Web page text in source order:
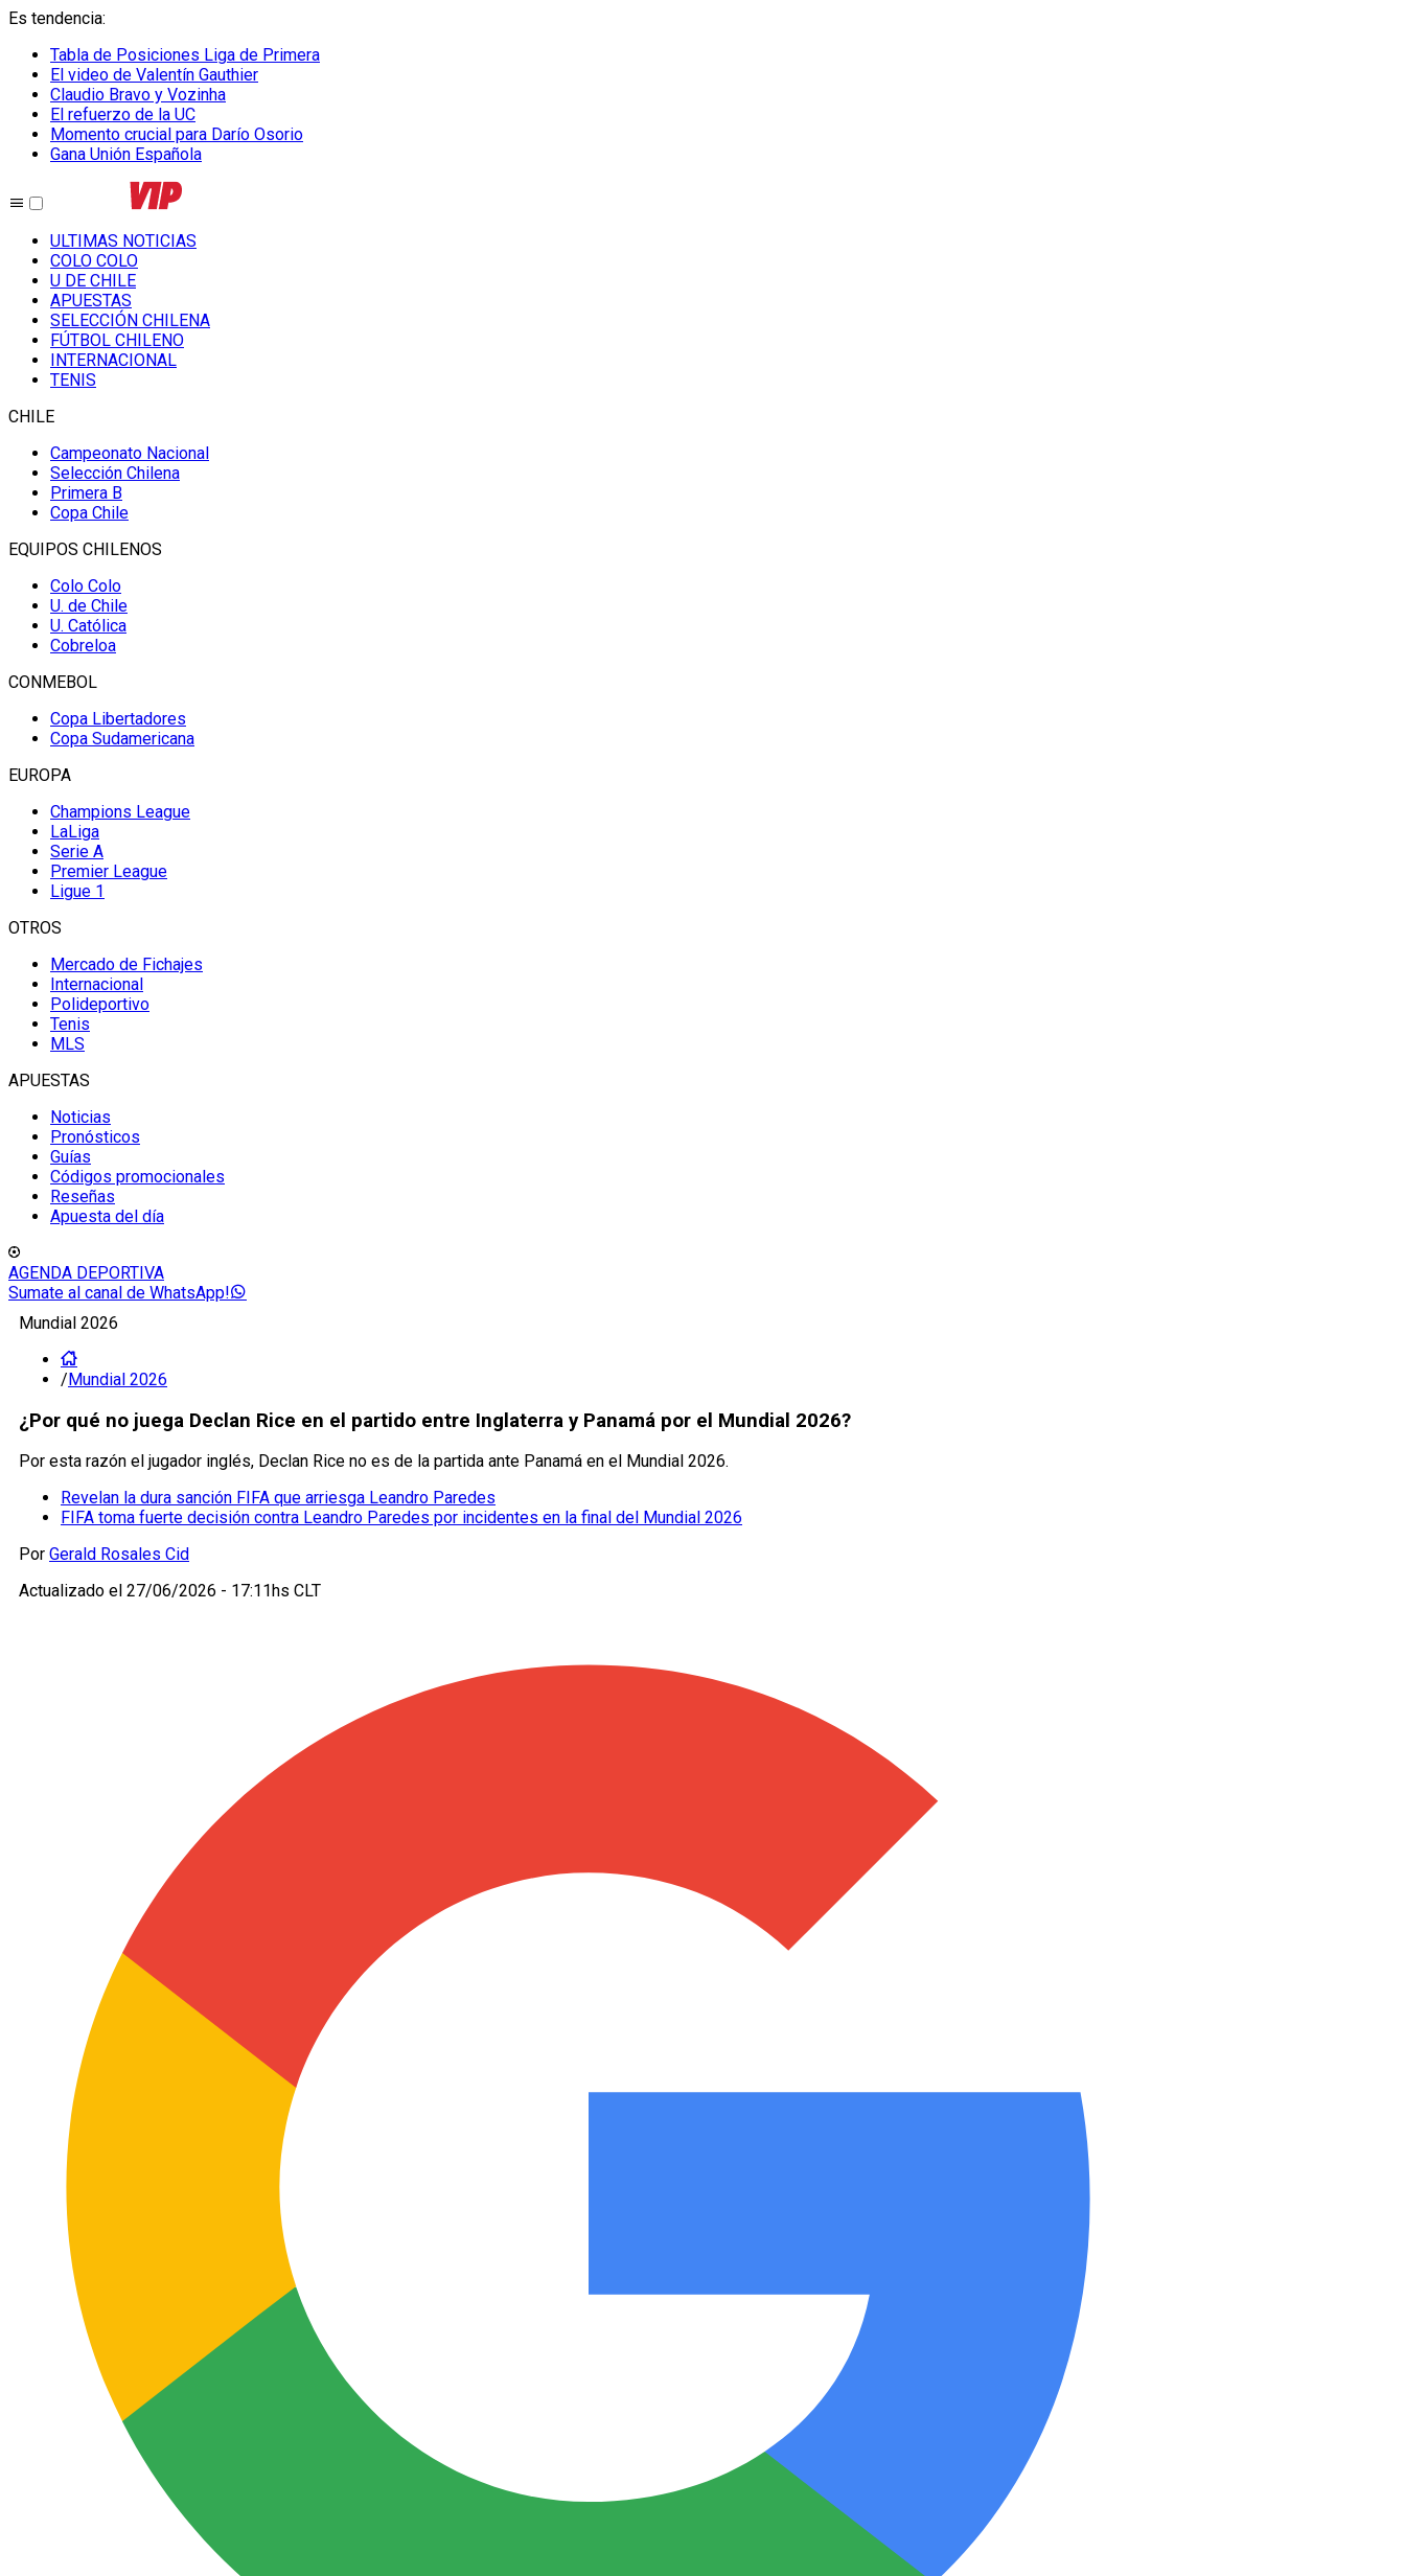
Es tendencia:
Tabla de Posiciones Liga de Primera
El video de Valentín Gauthier
Claudio Bravo y Vozinha
El refuerzo de la UC
Momento crucial para Darío Osorio
Gana Unión Española
ULTIMAS NOTICIAS
COLO COLO
U DE CHILE
APUESTAS
SELECCIÓN CHILENA
FÚTBOL CHILENO
INTERNACIONAL
TENIS
CHILE
Campeonato Nacional
Selección Chilena
Primera B
Copa Chile
EQUIPOS CHILENOS
Colo Colo
U. de Chile
U. Católica
Cobreloa
CONMEBOL
Copa Libertadores
Copa Sudamericana
EUROPA
Champions League
LaLiga
Serie A
Premier League
Ligue 1
OTROS
Mercado de Fichajes
Internacional
Polideportivo
Tenis
MLS
APUESTAS
Noticias
Pronósticos
Guías
Códigos promocionales
Reseñas
Apuesta del día
AGENDA DEPORTIVA
Sumate al canal de WhatsApp!
Mundial 2026
/Mundial 2026
¿Por qué no juega Declan Rice en el partido entre Inglaterra y Panamá por el Mundial 2026?
Por esta razón el jugador inglés, Declan Rice no es de la partida ante Panamá en el Mundial 2026.
Revelan la dura sanción FIFA que arriesga Leandro Paredes
FIFA toma fuerte decisión contra Leandro Paredes por incidentes en la final del Mundial 2026
Por Gerald Rosales Cid
Actualizado el 27/06/2026 - 17:11hs CLT